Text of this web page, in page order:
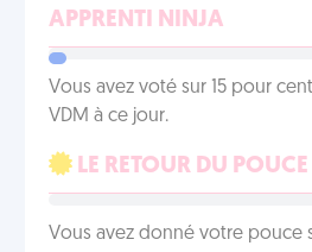
APPRENTI NINJA
Vous avez voté sur 15 pour
VDM à ce jour.
LE RETOUR DU POUCE
Vous avez donné votre pouce